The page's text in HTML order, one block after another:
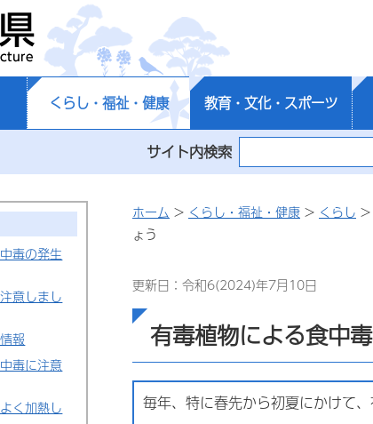
千葉県
くらし・福祉・健康 教育・文化・スポーツ
サイト内検索
毒の発生
意しまし
報
毒に注意
く加熱し
ホーム > くらし・福祉・健康 > くらし >
ょう
更新日：令和6(2024)年7月10日
有毒植物による食中
毎年、特に春先から初夏にかけて